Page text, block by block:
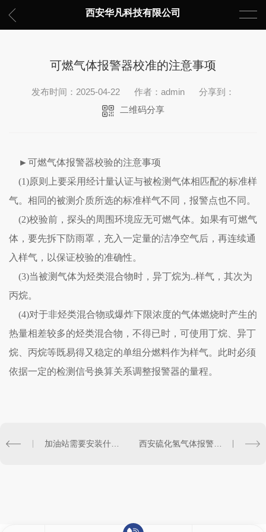
西安华凡科技有限公司
可燃气体报警器校准的注意事项
发布时间：2025-04-22 作者：admin
分享到：
二维码分享
►可燃气体报警器校验的注意事项
(1)原则上要采用经计量认证与被检测气体相匹配的标准样
气。相同的被测介质所选的标准样气不同，报警点也不同。
(2)校验前，探头的周围环境应无可燃气体。如果有可燃气
体，要先拆下防雨罩，充入一定量的洁净空气后，再连续通
入样气，以保证校验的准确性。
(3)当被测气体为烃类混合物时，异丁烷为..样气，其次为
丙烷。
(4)对于非烃类混合物或爆炸下限浓度的气体燃烧时产生的
热量相差较多的烃类混合物，不得已时，可使用丁烷、异丁
烷、丙烷等既易得又稳定的单组分燃料作为样气。此时必须
依据一定的检测信号换算关系调整报警器的量程。